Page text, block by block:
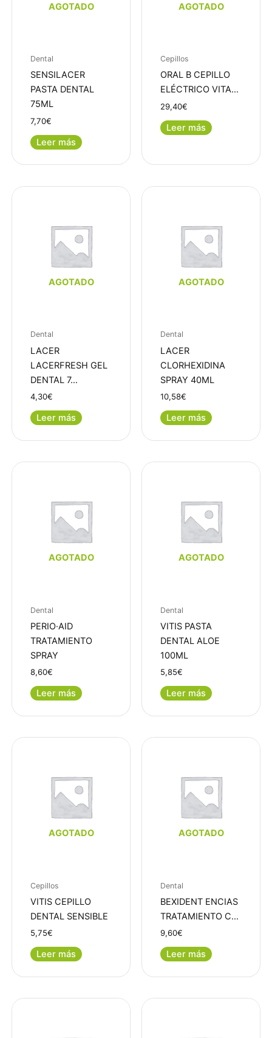
AGOTADO
Dental
SENSILACER
PASTA DENTAL
75ML
7,70€
Leer más
AGOTADO
Cepillos
ORAL B CEPILLO
ELÉCTRICO VITA…
29,40€
Leer más
AGOTADO
Dental
LACER
LACERFRESH GEL
DENTAL 7…
4,30€
Leer más
AGOTADO
Dental
LACER
CLORHEXIDINA
SPRAY 40ML
10,58€
Leer más
AGOTADO
Dental
PERIO·AID
TRATAMIENTO
SPRAY
8,60€
Leer más
AGOTADO
Dental
VITIS PASTA
DENTAL ALOE
100ML
5,85€
Leer más
AGOTADO
Cepillos
VITIS CEPILLO
DENTAL SENSIBLE
5,75€
Leer más
AGOTADO
Dental
BEXIDENT ENCIAS
TRATAMIENTO C…
9,60€
Leer más